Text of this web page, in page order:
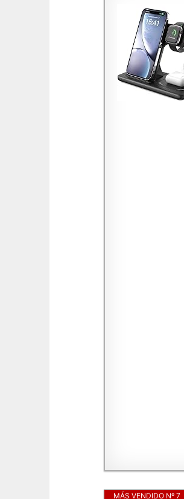
MÁS VENDIDO Nº 7